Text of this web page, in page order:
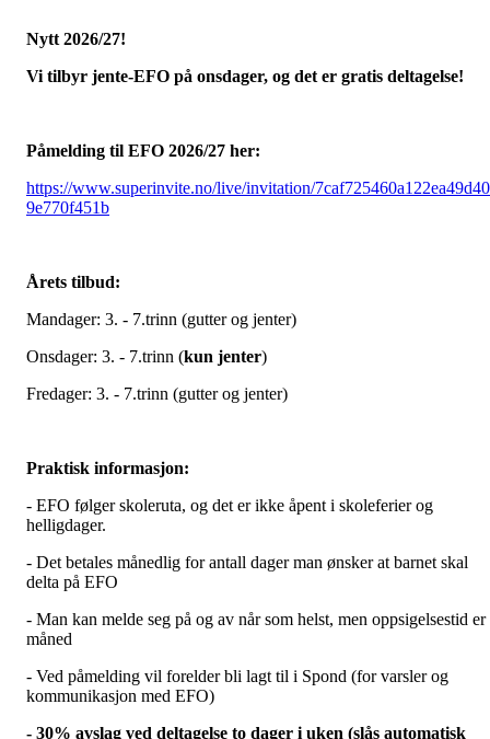
Nytt 2026/27!
Vi tilbyr jente-EFO på onsdager, og det er gratis deltagelse!
Påmelding til EFO 2026/27 her:
https://www.superinvite.no/live/invitation/
9e770f451b
Årets tilbud:
Mandager: 3. - 7.trinn (gutter og jenter)
Onsdager: 3. - 7.trinn (kun jenter)
Fredager: 3. - 7.trinn (gutter og jenter)
Praktisk informasjon:
- EFO følger skoleruta, og det er ikke åpent i skoleferier og
helligdager.
- Det betales månedlig for antall dager man ønsker at barnet skal
delta på EFO
- Man kan melde seg på og av når som helst, men oppsigelsestid er
måned
- Ved påmelding vil forelder bli lagt til i Spond (for varsler og
kommunikasjon med EFO)
- 30% avslag ved deltagelse to dager i uken (slås automatisk